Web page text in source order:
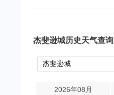
杰斐逊城历史天气查询
2026年08月